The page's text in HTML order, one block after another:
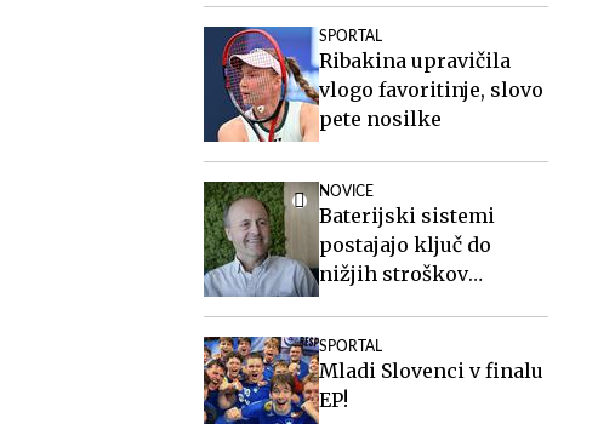
SPORTAL
Ribakina upravičila
vlogo favoritinje, slovo
pete nosilke
NOVICE
Baterijski sistemi
postajajo ključ do
nižjih stroškov
SPORTAL
Mladi Slovenci v finalu
EP!